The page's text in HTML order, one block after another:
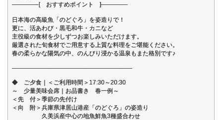
──────[ おすすめポイント ]──────
日本海の高級魚「のどぐろ」を姿造りで！
更に、活あわび・黒毛和牛・カニなど
主役級の食材を少しずつお楽しみいただけます。
厳選された旬食材でご用意する上質な料理をご堪能ください。
春の柔らかな陽気の中、のんびり浸かる温泉もまた格別です♪
───────────────────────────
◆ ご夕食｜＜ご利用時間＞17:30～20:30
～ 少量美味会席｜お品書き 春一例～
＜先 付＞季節の先付け
＜向 附＞兵庫県津居山港産「のどぐろ」の姿造り
久美浜産中心の地魚鮮魚3種盛合わせ